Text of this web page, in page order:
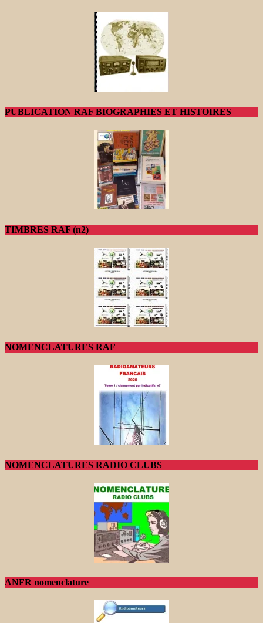
PUBLICATION RAF BIOGRAPHIES ET HISTOIRES
TIMBRES RAF (n2)
NOMENCLATURES RAF
NOMENCLATURES RADIO CLUBS
ANFR nomenclature